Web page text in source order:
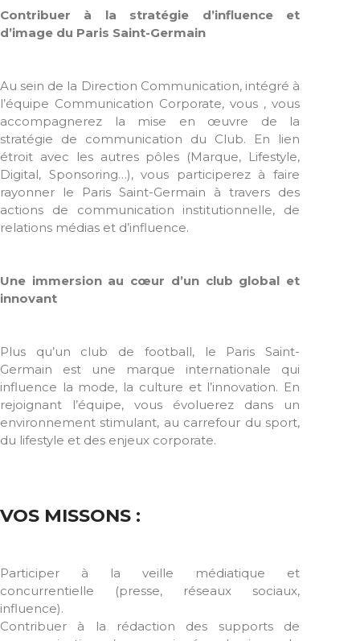
Contribuer à la stratégie d’influence et
d’image du Paris Saint-Germain
Au sein de la Direction Communication, intégré à
l’équipe Communication Corporate, vous , vous
accompagnerez la mise en œuvre de la
stratégie de communication du Club. En lien
étroit avec les autres pôles (Marque, Lifestyle,
Digital, Sponsoring…), vous participerez à faire
rayonner le Paris Saint-Germain à travers des
actions de communication institutionnelle, de
relations médias et d’influence.
Une immersion au cœur d’un club global et
innovant
Plus qu’un club de football, le Paris Saint-
Germain est une marque internationale qui
influence la mode, la culture et l’innovation. En
rejoignant l’équipe, vous évoluerez dans un
environnement stimulant, au carrefour du sport,
du lifestyle et des enjeux corporate.
VOS MISSONS :
Participer à la veille médiatique et
concurrentielle (presse, réseaux sociaux,
influence).
Contribuer à la rédaction des supports de